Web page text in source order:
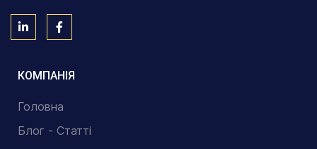
КОМПАНІЯ
Головна
Блог - Статті